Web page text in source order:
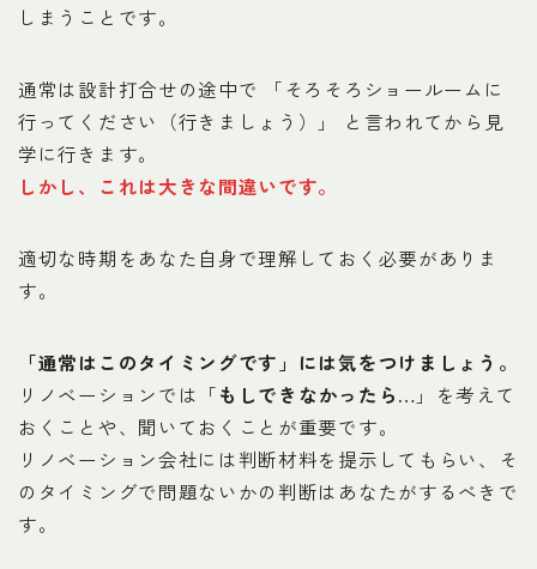
しまうことです。
通常は設計打合せの途中で 「そろそろショールームに
行ってください（行きましょう）」 と言われてから見
学に行きます。
しかし、これは大きな間違いです。
適切な時期をあなた自身で理解しておく必要がありま
す。
「通常はこのタイミングです」には気をつけましょう。
リノベーションでは「もしできなかったら… 」を考えて
おくことや、聞いておくことが重要です。
リノベーション会社には判断材料を提示してもらい、そ
のタイミングで問題ないかの判断はあなたがするべきで
す。